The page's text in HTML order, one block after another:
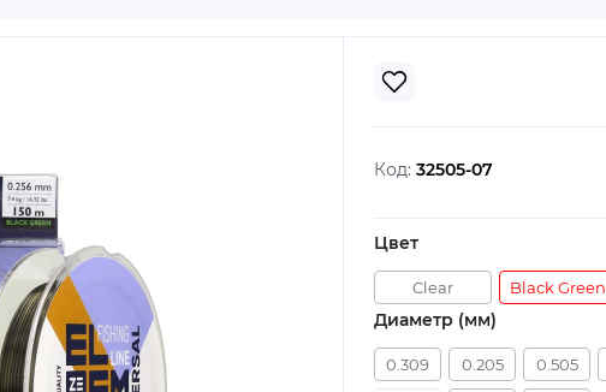
Код: 32505-07
Цвет
Clear Black Green
Диаметр (мм)
0.309 0.205 0.505